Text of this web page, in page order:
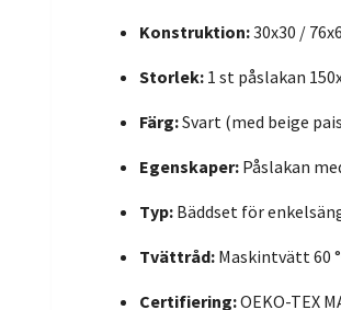
Konstruktion:30x30 /
Storlek: 1 st påslakan
Färg:Svart (med beige
Egenskaper: Påslakan
Typ: Bäddset för
Tvättråd: Maskintvätt 60
Certifiering:OEKO-TEX